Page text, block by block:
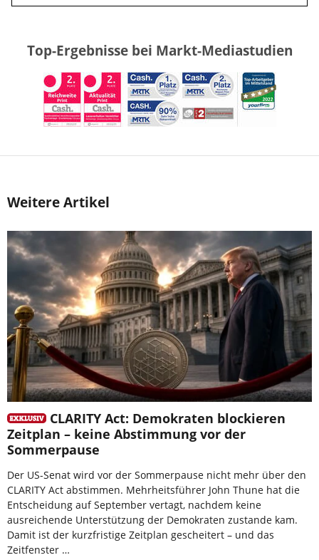
Top-Ergebnisse bei Markt-Mediastudien
Weitere Artikel
CLARITY Act: Demokraten blockieren
Zeitplan – keine Abstimmung vor der
Sommerpause
Der US-Senat wird vor der Sommerpause nicht mehr über den
CLARITY Act abstimmen. Mehrheitsführer John Thune hat die
Entscheidung auf September vertagt, nachdem keine
ausreichende Unterstützung der Demokraten zustande kam.
Damit ist der kurzfristige Zeitplan gescheitert – und das
Zeitfenster …